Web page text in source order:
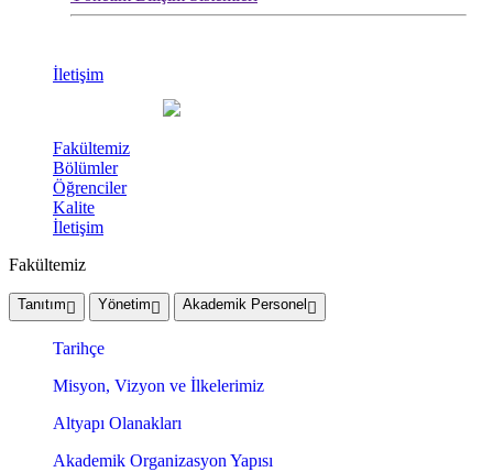
İletişim
Fakültemiz
Bölümler
Öğrenciler
Kalite
İletişim
Fakültemiz
Tanıtım Yönetim Akademik Personel
Tarihçe
Misyon, Vizyon ve İlkelerimiz
Altyapı Olanakları
Akademik Organizasyon Yapısı